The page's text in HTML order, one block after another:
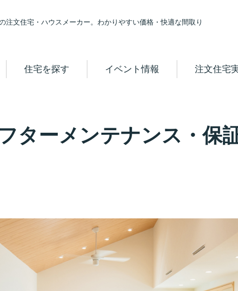
注文住宅・ハウスメーカー。わかりやすい価格・快適な間取り
住宅を探す イベント情報 注文住宅
ターメンテナンス・保